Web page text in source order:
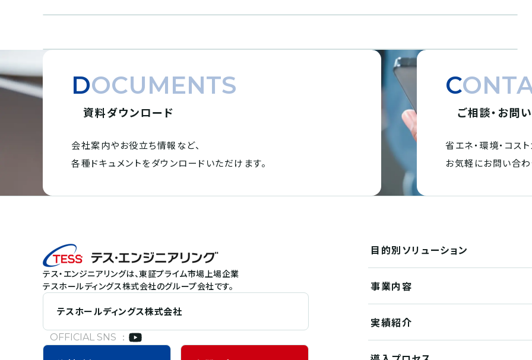
DOCUMENTS
資料ダウンロード
会社案内やお役立ち情報など、
各種ドキュメントをダウンロードいただけます。
ご相談・お問
省エネ・環境・ コス
お気軽にお問い合わ
テス・エンジニアリングは、東証プライム市場上場企業
テスホールディングス株式会社のグループ会社です。
テスホールディングス株式会社
OFFICIAL SNS ：
目的別ソリューション
事業内容
実績紹介